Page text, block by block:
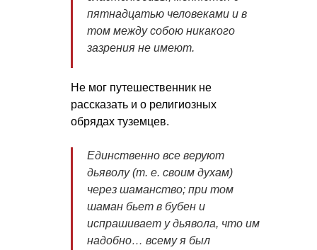
пятнадцатью человеками и в
том между собою никакого
зазрения не имеют.
Не мог путешественник не
рассказать и о религиозных
обрядах туземцев.
Единственно все веруют
дьяволу (т. е. своим духам)
через шаманство; при том
шаман бьет в бубен и
испрашивает у дьявола, что им
надобно… всему я был